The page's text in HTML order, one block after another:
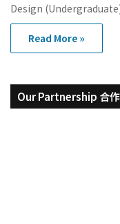
Design
Read More »
Our Partnership 合